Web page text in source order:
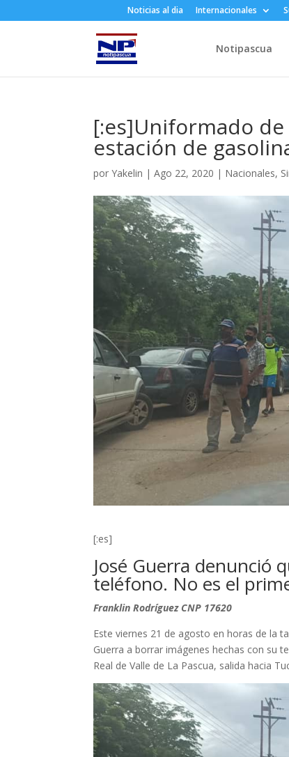
Noticias al dia Internacionales
Notipascua
[:es]Uniformado
estación de
porYakelin |Ago 22, 2020 | Nacionales,
[:es]
José Guerra denunció
teléfono. No es el
Franklin Rodríguez CNP 17620
Este viernes 21 de agosto en horas de la
Guerra a borrar imágenes hechas con su
Real de Valle de La Pascua, salida hacia